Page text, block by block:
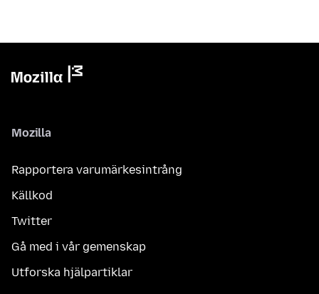
Mozilla
Rapportera varumärkesintrång
Källkod
Twitter
Gå med i vår gemenskap
Utforska hjälpartiklar